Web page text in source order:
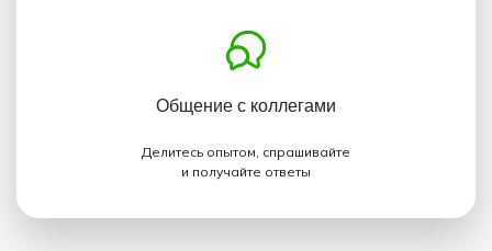
Общение с коллегами
Делитесь опытом, спрашивайте
и получайте ответы